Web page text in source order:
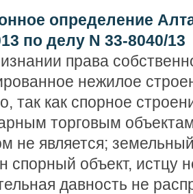
определение
по делу N 33-8040/13
права
нежилое
так как спорное
торговым
не является;
спорный объект, истцу
давность не